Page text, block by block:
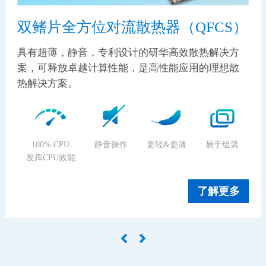
双鳍片全方位对流散热器（QFCS）
具有超薄，静音，专利设计的研华高效散热解决方
案，可释放卓越计算性能，是高性能应用的理想散
热解决方案。
100% CPU
发挥CPU效能
静音操作 更轻&更薄 易于组装
了解更多